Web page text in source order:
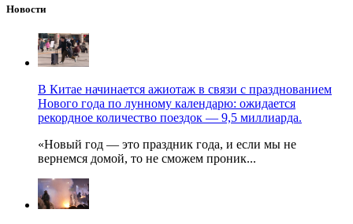
Новости
В Китае начинается ажиотаж в связи с празднованием
Нового года по лунному календарю: ожидается
рекордное количество поездок — 9,5 миллиарда.
«Новый год — это праздник года, и если мы не
вернемся домой, то не сможем проник...